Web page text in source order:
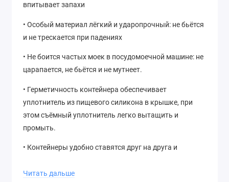
впитывает запахи
• Особый материал лёгкий и ударопрочный: не бьётся
и не трескается при падениях
• Не боится частых моек в посудомоечной машине: не
царапается, не бьётся и не мутнеет.
• Герметичность контейнера обеспечивает
уплотнитель из пищевого силикона в крышке, при
этом съёмный уплотнитель легко вытащить и
промыть.
• Контейнеры удобно ставятся друг на друга и
• Не содержат бисфенол А и фталаты.
Читать дальше